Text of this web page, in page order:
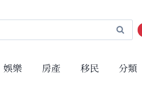
娛樂 房產 移民 分類